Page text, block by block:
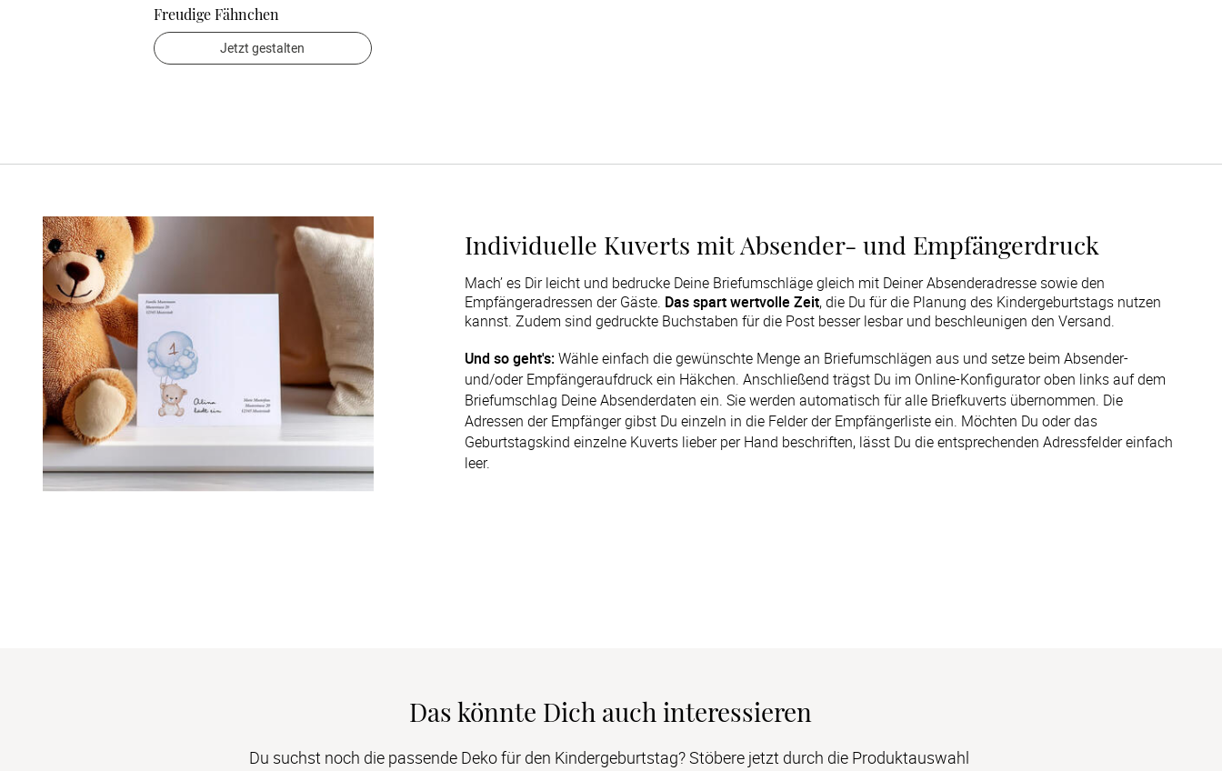
Freudige Fähnchen
Jetzt gestalten
Individuelle Kuverts mit Absender- und Empfängerdruck
Mach’ es Dir leicht und bedrucke Deine Briefumschläge gleich mit Deiner Absenderadresse sowie den
Empfängeradressen der Gäste. Das spart wertvolle Zeit, die Du für die Planung des Kindergeburtstags nutzen
kannst. Zudem sind gedruckte Buchstaben für die Post besser lesbar und beschleunigen den Versand.
Und so geht's: Wähle einfach die gewünschte Menge an Briefumschlägen aus und setze beim Absender-
und/oder Empfängeraufdruck ein Häkchen. Anschließend trägst Du im Online-Konfigurator oben links auf dem
Briefumschlag Deine Absenderdaten ein. Sie werden automatisch für alle Briefkuverts übernommen. Die
Adressen der Empfänger gibst Du einzeln in die Felder der Empfängerliste ein. Möchten Du oder das
Geburtstagskind einzelne Kuverts lieber per Hand beschriften, lässt Du die entsprechenden Adressfelder einfach
leer.
Das könnte Dich auch interessieren
Du suchst noch die passende Deko für den Kindergeburtstag? Stöbere jetzt durch die Produktauswahl